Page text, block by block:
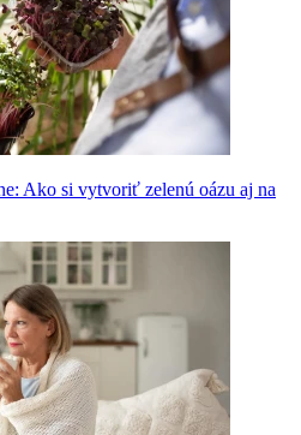
Ako si vytvoriť zelenú oázu aj na